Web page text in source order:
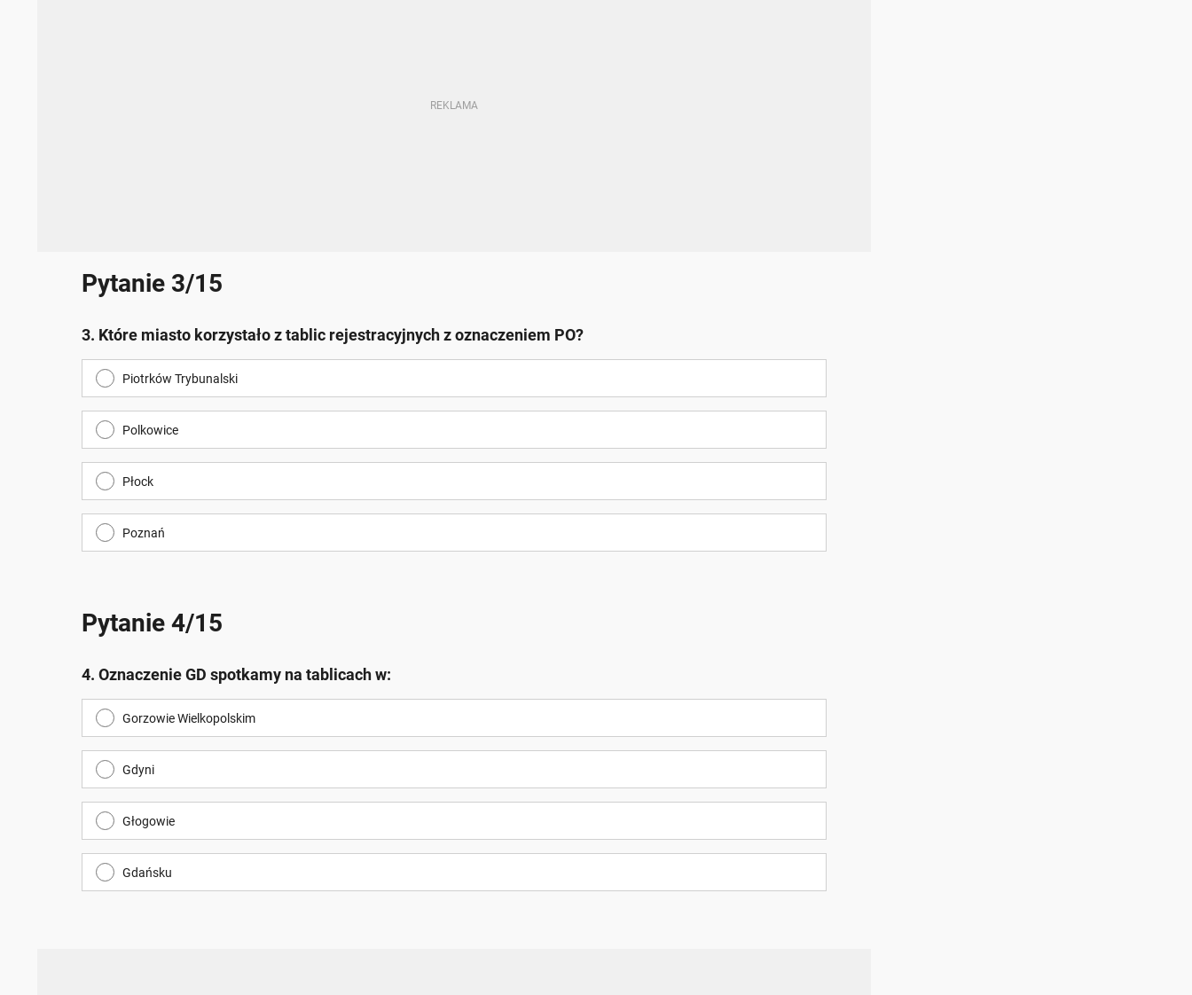
Pytanie 3/15
3. Które miasto korzystało z tablic rejestracyjnych z oznaczeniem PO?
Piotrków Trybunalski
Polkowice
Płock
Poznań
Pytanie 4/15
4. Oznaczenie GD spotkamy na tablicach w:
Gorzowie Wielkopolskim
Gdyni
Głogowie
Gdańsku